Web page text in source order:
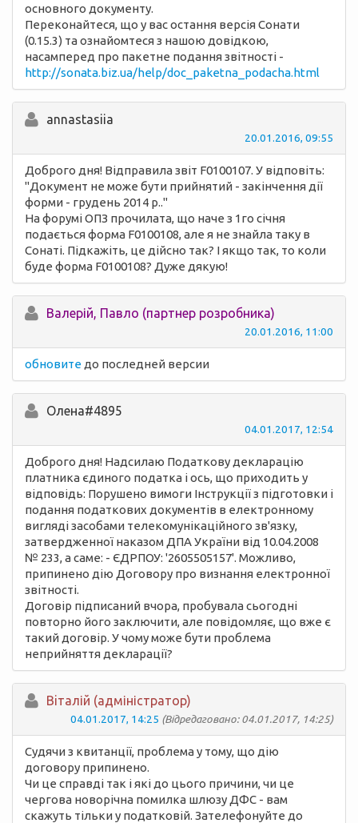
основного документу.
Переконайтеся, що у вас остання версія Сонати
(0.15.3) та ознайомтеся з нашою довідкою,
насамперед про пакетне подання звітності -
http://sonata.biz.ua/help/doc_paketna_podacha.html
annastasiia
20.01.2016, 09:55
Доброго дня! Відправила звіт F0100107. У відповіть:
"Документ не може бути прийнятий - закінчення дії
форми - грудень 2014 р.."
На форумі ОПЗ прочилата, що наче з 1го січня
подається форма F0100108, але я не знайла таку в
Сонаті. Підкажіть, це дійсно так? І якщо так, то коли
буде форма F0100108? Дуже дякую!
Валерій, Павло (партнер розробника)
20.01.2016, 11:00
обновите до последней версии
Олена#4895
04.01.2017, 12:54
Доброго дня! Надсилаю Податкову декларацію
платника єдиного податка і ось, що приходить у
відповідь: Порушено вимоги Інструкції з підготовки і
подання податкових документів в електронному
вигляді засобами телекомунікаційного зв'язку,
затвердженної наказом ДПА України від 10.04.2008
№ 233, а саме: - ЄДРПОУ: '2605505157'. Можливо,
припинено дію Договору про визнання електронної
звітності.
Договір підписаний вчора, пробувала сьогодні
повторно його заключити, але повідомляє, що вже є
такий договір. У чому може бути проблема
неприйняття декларації?
Вiталій (адміністратор)
04.01.2017, 14:25 (Відредаговано: 04.01.2017, 14:25)
Судячи з квитанції, проблема у тому, що дію
договору припинено.
Чи це справді так і які до цього причини, чи це
чергова новорічна помилка шлюзу ДФС - вам
скажуть тільки у податковій. Зателефонуйте до